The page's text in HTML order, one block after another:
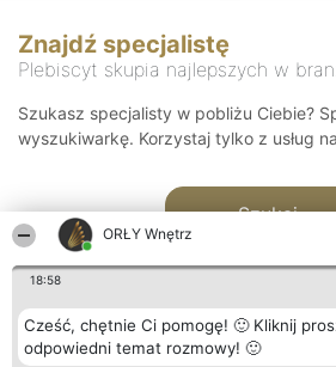
ORŁY Wnętrz
18:58
Cześć, chętnie Ci pomogę! 🙂 Kliknij
odpowiedni temat rozmowy! 🙂
Znajdź specjalistę
Plebiscyt skupia najlepszych w
Szukasz specjalisty w pobliżu Ciebie?
wyszukiwarkę. Korzystaj tylko z usług
Szukaj